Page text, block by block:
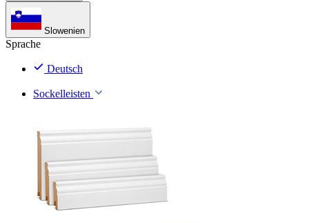
Slowenien
Sprache
Deutsch
Sockelleisten